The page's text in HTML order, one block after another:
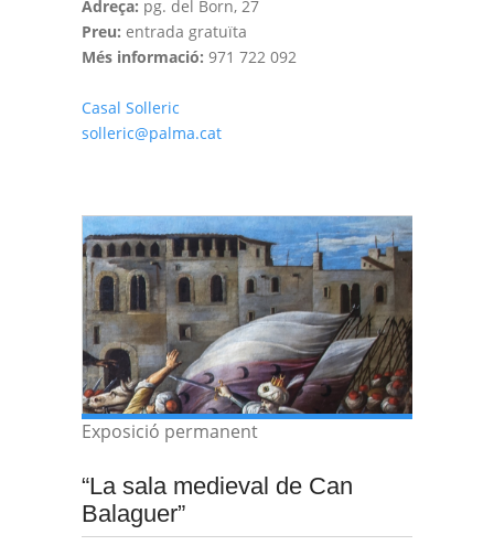
Adreça: pg. del Born, 27
Preu: entrada gratuïta
Més informació: 971 722 092
Casal Solleric
solleric@palma.cat
Exposició permanent
“La sala medieval de Can
Balaguer”